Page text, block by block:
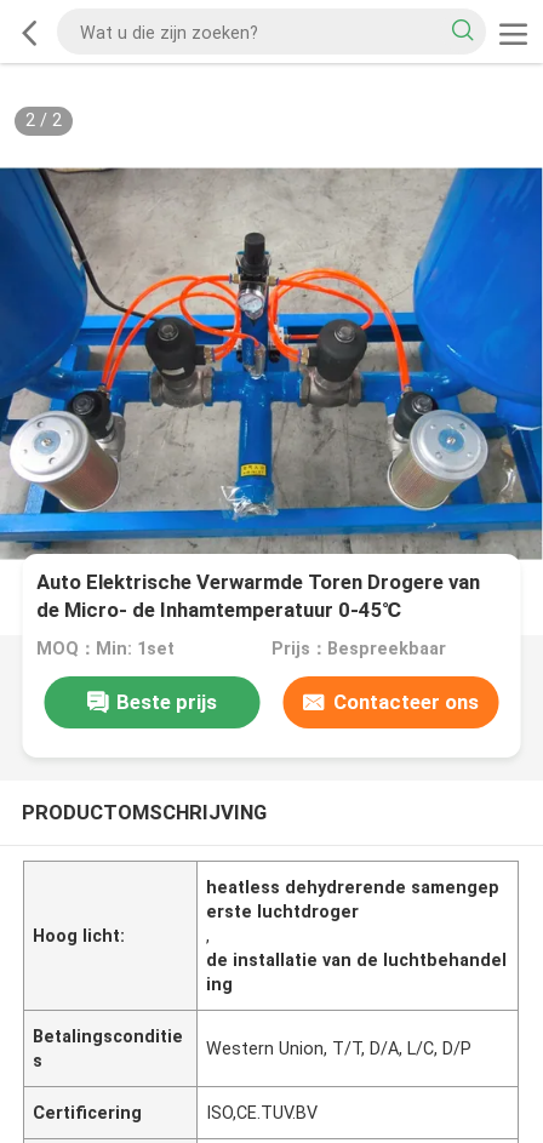
2/ 2
Auto Elektrische Verwarmde Toren Drogere van
de Micro- de Inhamtemperatuur 0-45℃
Computercontrole
MOQ：Min: 1set Prijs：Bespreekbaar
Beste prijs Contacteer ons
PRODUCTOMSCHRIJVING
Hoog licht:
heatless dehydrerende samengep
erste luchtdroger
,
de installatie van de luchtbehandel
ing
Betalingsconditie
s
Western Union, T/T, D/A, L/C, D/P
Certificering ISO,CE.TUV.BV